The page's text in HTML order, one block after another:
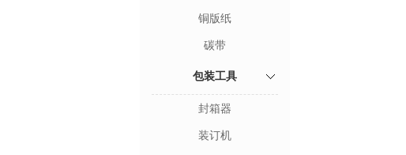
铜版纸
碳带
包装工具
封箱器
装订机